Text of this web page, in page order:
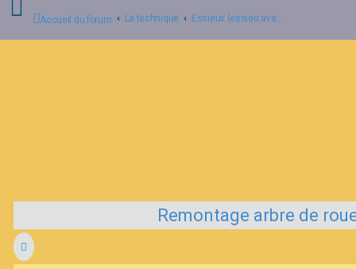
I
n
s
c
Accueil du forum La technique Essieux (essieu avant - pont arrière).
Remontage arbre de